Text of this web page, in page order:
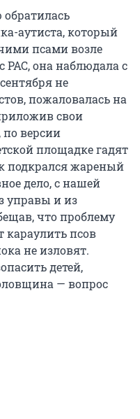
аутиста, который
псами возле
РАС, она наблюдала с
не
пожаловалась на
свои
версии
площадке гадят
подкрался жареный
дело, с нашей
управы и из
что проблему
караулить псов
не изловят.
детей,
— вопрос